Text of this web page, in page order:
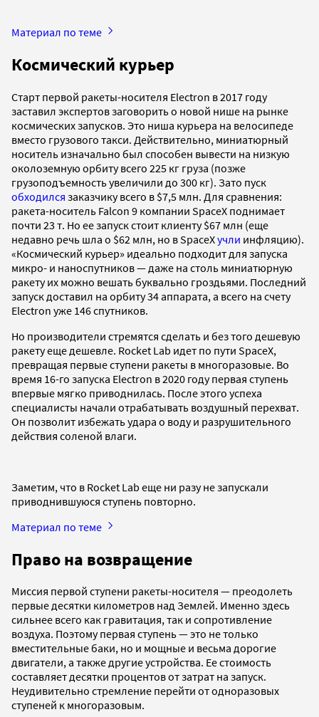
Материал по теме
Космический курьер
Старт первой ракеты-носителя Electron в 2017 году
заставил экспертов заговорить о новой нише на рынке
космических запусков. Это ниша курьера на велосипеде
вместо грузового такси. Действительно, миниатюрный
носитель изначально был способен вывести на низкую
околоземную орбиту всего 225 кг груза (позже
грузоподъемность увеличили до 300 кг). Зато пуск
обходился заказчику всего в $7,5 млн. Для сравнения:
ракета-носитель Falcon 9 компании SpaceX поднимает
почти 23 т. Но ее запуск стоит клиенту $67 млн (еще
недавно речь шла о $62 млн, но в SpaceXучли инфляцию).
«Космический курьер» идеально подходит для запуска
микро- и наноспутников — даже на столь миниатюрную
ракету их можно вешать буквально гроздьями. Последний
запуск доставил на орбиту 34 аппарата, а всего на счету
Electron уже 146 спутников.
Но производители стремятся сделать и без того дешевую
ракету еще дешевле. Rocket Lab идет по пути SpaceX,
превращая первые ступени ракеты в многоразовые. Во
время 16-го запуска Electron в 2020 году первая ступень
впервые мягко приводнилась. После этого успеха
специалисты начали отрабатывать воздушный перехват.
Он позволит избежать удара о воду и разрушительного
действия соленой влаги.
Заметим, что в Rocket Lab еще ни разу не запускали
приводнившуюся ступень повторно.
Материал по теме
Право на возвращение
Миссия первой ступени ракеты-носителя — преодолеть
первые десятки километров над Землей. Именно здесь
сильнее всего как гравитация, так и сопротивление
воздуха. Поэтому первая ступень — это не только
вместительные баки, но и мощные и весьма дорогие
двигатели, а также другие устройства. Ее стоимость
составляет десятки процентов от затрат на запуск.
Неудивительно стремление перейти от одноразовых
ступеней к многоразовым.